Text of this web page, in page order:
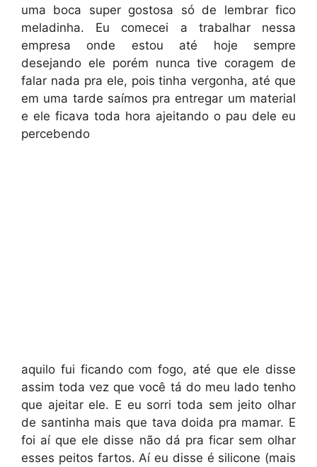
uma boca super gostosa só de lembrar fico
meladinha. Eu comecei a trabalhar nessa
empresa onde estou até hoje sempre
desejando ele porém nunca tive coragem de
falar nada pra ele, pois tinha vergonha, até que
em uma tarde saímos pra entregar um material
e ele ficava toda hora ajeitando o pau dele eu
percebendo
aquilo fui ficando com fogo, até que ele disse
assim toda vez que você tá do meu lado tenho
que ajeitar ele. E eu sorri toda sem jeito olhar
de santinha mais que tava doida pra mamar. E
foi aí que ele disse não dá pra ficar sem olhar
esses peitos fartos. Aí eu disse é silicone (mais